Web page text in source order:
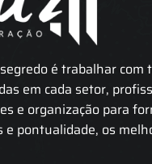
é trabalhar com
em cada setor,
e organização para
e pontualidade, os